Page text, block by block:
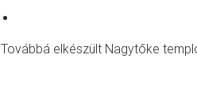
Továbbá elkészült Nagytőke